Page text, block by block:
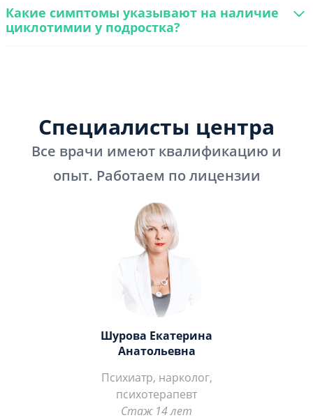
Какие симптомы указывают на наличие
циклотимии у подростка?
Специалисты центра
Все врачи имеют квалификацию и
опыт. Работаем по лицензии
Шурова Екатерина
Анатольевна
Психиатр, нарколог,
психотерапевт
Стаж 14 лет